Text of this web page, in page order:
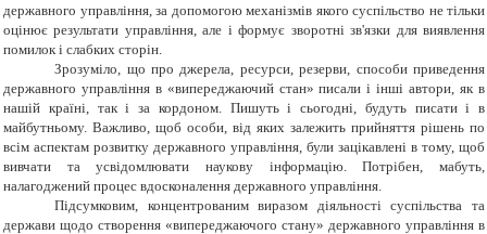
державного управління, за допомогою механізмів якого суспільство не тільки
оцінює результати управління, але і формує зворотні зв'язки для виявлення
помилок і слабких сторін.
Зрозуміло, що про джерела, ресурси, резерви, способи приведення
державного управління в «випереджаючий стан» писали і інші автори, як в
нашій країні, так і за кордоном. Пишуть і сьогодні, будуть писати і в
майбутньому. Важливо, щоб особи, від яких залежить прийняття рішень по
всім аспектам розвитку державного управління, були зацікавлені в тому, щоб
вивчати та усвідомлювати наукову інформацію. Потрібен, мабуть,
налагоджений процес вдосконалення державного управління.
Підсумковим, концентрованим виразом діяльності суспільства та
держави щодо створення «випереджаючого стану» державного управління в